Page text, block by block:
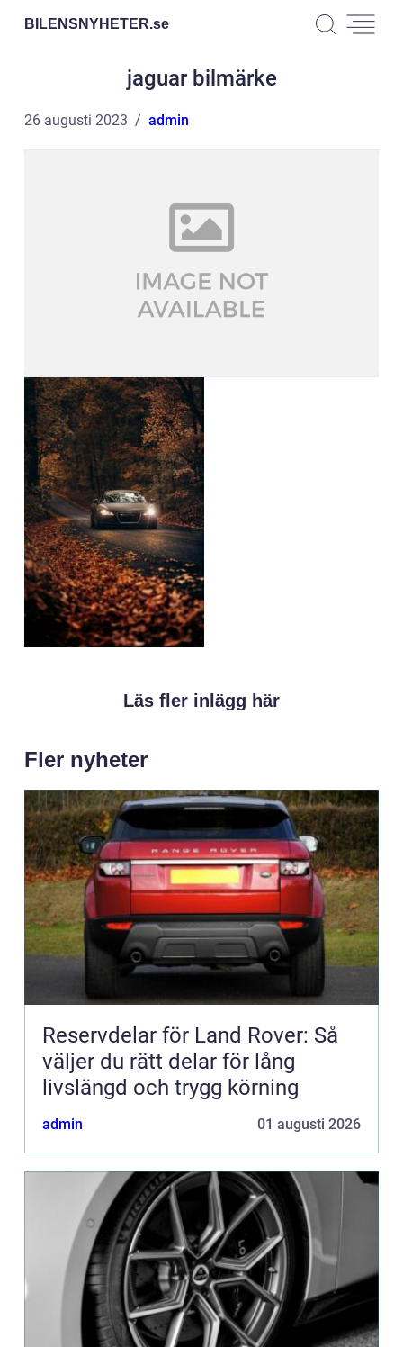
BILENSNYHETER.se
jaguar bilmärke
26 augusti 2023 admin
Läs fler inlägg här
Fler nyheter
Reservdelar för Land Rover: Så
väljer du rätt delar för lång
livslängd och trygg körning
admin 01 augusti 2026